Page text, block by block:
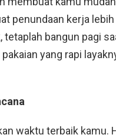
penundaan kerja lebih
tetaplah bangun pagi
yang rapi
waktu terbaik kamu.